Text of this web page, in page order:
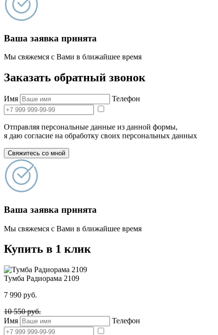
Ваша заявка принята
Мы свяжемся с Вами в ближайшее время
Заказать обратный звонок
Имя Телефон
Отправляя персональные данные из данной формы,
я даю согласие на обработку своих персональных данных
Свяжитесь со мной
Ваша заявка принята
Мы свяжемся с Вами в ближайшее время
Купить в 1 клик
Тумба Радиорама 2109
7 990 руб.
10 550руб.
Имя
Телефон